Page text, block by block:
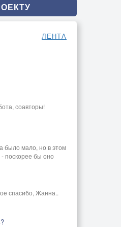
ЛЕНТА
соавторы!
было мало, но в этом
поскорее бы оно
спасибо, Жанна..